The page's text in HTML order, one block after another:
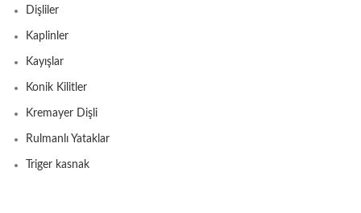
Dişliler
Kaplinler
Kayışlar
Konik Kilitler
Kremayer Dişli
Rulmanlı Yataklar
Triger kasnak